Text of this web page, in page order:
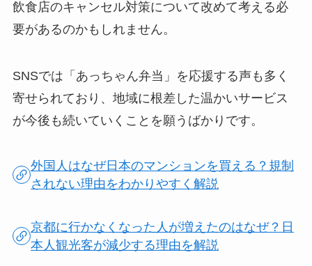
飲食店のキャンセル対策について改めて考える必
要があるのかもしれません。
SNSでは「あっちゃん弁当」を応援する声も多く
寄せられており、地域に根差した温かいサービス
が今後も続いていくことを願うばかりです。
外国人はなぜ日本のマンションを買える？規制
されない理由をわかりやすく解説
京都に行かなくなった人が増えたのはなぜ？日
本人観光客が減少する理由を解説